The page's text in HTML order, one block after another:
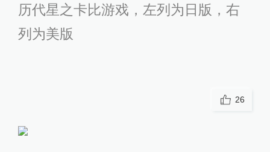
历代星之卡比游戏，左列为日版，右
列为美版
26